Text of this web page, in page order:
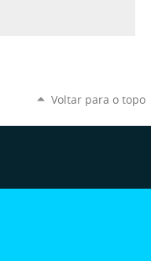
Voltar para o topo